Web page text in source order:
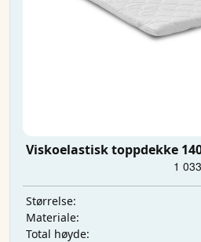
Viskoelastisk toppdekke
Størrelse:
Materiale:
Total høyde: